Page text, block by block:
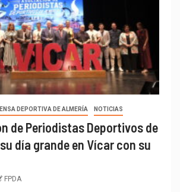
DEPORTIVA DE ALMERÍA NOTICIAS
de Periodistas Deportivos de
día grande en Vícar con su
FPDA